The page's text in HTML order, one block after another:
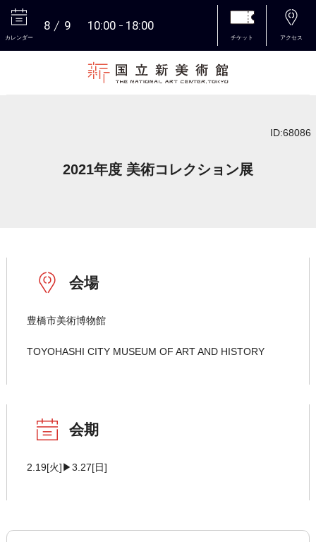
カレンダー
8 9 10:00 18:00
チケット アクセス
ID:68086
2021年度 美術コレクション展
会場
豊橋市美術博物館
TOYOHASHI CITY MUSEUM OF ART AND HISTORY
会期
2.19[火]▶3.27[日]